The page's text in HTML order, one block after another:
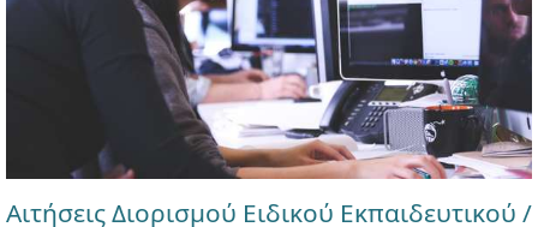
Αιτήσεις Διορισμού Ειδικού Εκπαιδευτικού /